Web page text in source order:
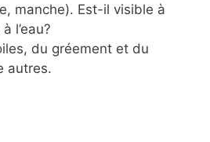
manche). Est-il visible à
l’eau?
du gréement et du
autres.